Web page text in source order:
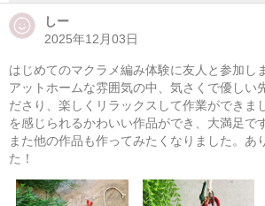
しー
2025年12月03日
はじめてのマクラメ編み体験に友人と参加し
アットホームな雰囲気の中、気さくで優しい
ださり、楽しくリラックスして作業ができ
を感じられるかわいい作品ができ、大満足で
また他の作品も作ってみたくなりました。あ
た！